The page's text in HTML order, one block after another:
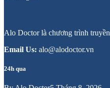
Alo Doctor là chương trình
Email Us: alo@alodoctor.vn
24h qua